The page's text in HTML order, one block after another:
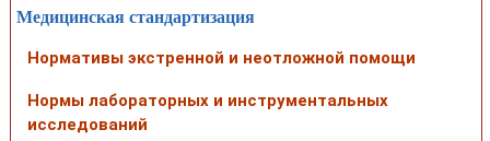
Медицинская стандартизация
Нормативы экстренной и неотложной помощи
Нормы лабораторных и инструментальных
исследований